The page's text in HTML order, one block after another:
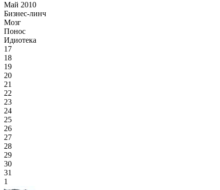
Май 2010
Бизнес-линч
Мозг
Понос
Идиотека
17
18
19
20
21
22
23
24
25
26
27
28
29
30
31
1